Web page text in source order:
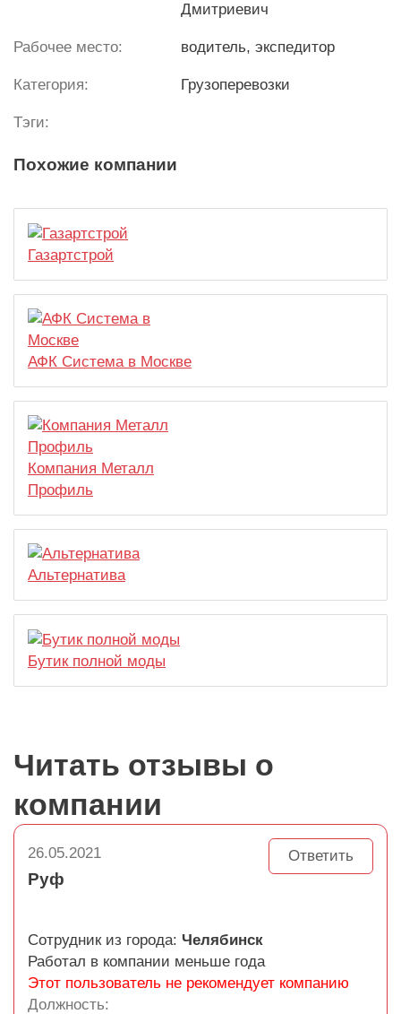
Дмитриевич
Рабочее место: водитель, экспедитор
Категория: Грузоперевозки
Тэги:
Похожие компании
Газартстрой
АФК Система в Москве
Компания Металл
Профиль
Альтернатива
Бутик полной моды
Читать отзывы о
компании
26.05.2021 Ответить
Руф
Сотрудник из города: Челябинск
Работал в компании меньше года
Этот пользователь не рекомендует компанию
Должность: